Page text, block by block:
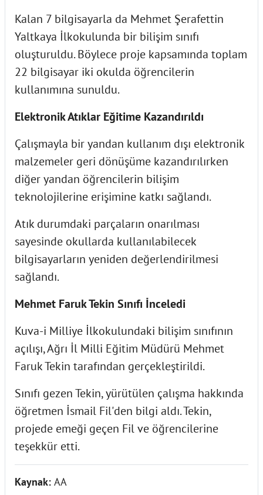
Kalan 7 bilgisayarla da Mehmet Şerafettin
Yaltkaya İlkokulunda bir bilişim sınıfı
oluşturuldu. Böylece proje kapsamında toplam
22 bilgisayar iki okulda öğrencilerin
kullanımına sunuldu.
Elektronik Atıklar Eğitime Kazandırıldı
Çalışmayla bir yandan kullanım dışı elektronik
malzemeler geri dönüşüme kazandırılırken
diğer yandan öğrencilerin bilişim
teknolojilerine erişimine katkı sağlandı.
Atık durumdaki parçaların onarılması
sayesinde okullarda kullanılabilecek
bilgisayarların yeniden değerlendirilmesi
sağlandı.
Mehmet Faruk Tekin Sınıfı İnceledi
Kuva-i Milliye İlkokulundaki bilişim sınıfının
açılışı, Ağrı İl Milli Eğitim Müdürü Mehmet
Faruk Tekin tarafından gerçekleştirildi.
Sınıfı gezen Tekin, yürütülen çalışma hakkında
öğretmen İsmail Fil'den bilgi aldı. Tekin,
projede emeği geçen Fil ve öğrencilerine
teşekkür etti.
Kaynak: AA